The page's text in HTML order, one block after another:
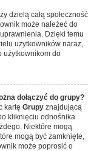
dzielą całą społeczność
może należeć do
Dzięki temu
użytkowników naraz,
użytkownikom do
dołączyć do grupy?
kartę Grupy znajdującą
kliknięciu odnośnika
Niektóre mogą
mogą być zamknięte,
może poprosić o